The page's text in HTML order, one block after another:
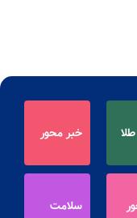
خبر محور
سلامت